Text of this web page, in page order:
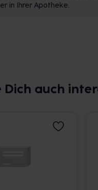
in Ihrer Apotheke.
Dich auch